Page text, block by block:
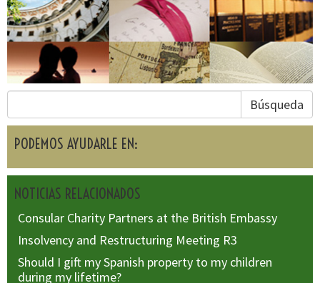
Búsqueda
PODEMOS AYUDARLE EN:
NOTICIAS RELACIONADOS
Consular Charity Partners at the British Embassy
Insolvency and Restructuring Meeting R3
Should I gift my Spanish property to my children
during my lifetime?